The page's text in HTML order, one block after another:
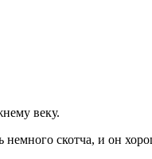
веку.
немного скотча, и он